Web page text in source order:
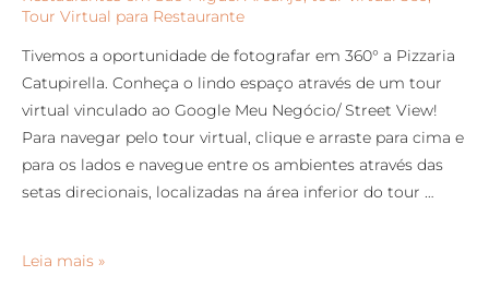
Tour Virtual para Restaurante
Tivemos a oportunidade de fotografar em 360° a Pizzaria
Catupirella. Conheça o lindo espaço através de um tour
virtual vinculado ao Google Meu Negócio/ Street View!
Para navegar pelo tour virtual, clique e arraste para cima e
para os lados e navegue entre os ambientes através das
setas direcionais, localizadas na área inferior do tour …
Leia mais »